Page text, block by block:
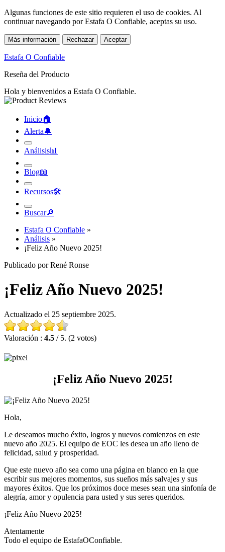
Algunas funciones de este sitio requieren el uso de cookies. Al
continuar navegando por Estafa O Confiable, aceptas su uso.
Más información Rechazar Aceptar
Estafa O Confiable
Reseña del Producto
Hola y bienvenidos a Estafa O Confiable.
Inicio🏠︎
Alerta🔔︎
Análisis📊︎
Blog📖︎
Recursos🛠︎
Buscar🔎︎
Estafa O Confiable »
Análisis »
¡Feliz Año Nuevo 2025!
Publicado por René Ronse
¡Feliz Año Nuevo 2025!
Actualizado el 25 septiembre 2025.
Valoración : 4.5 / 5. (2 votos)
¡Feliz Año Nuevo 2025!
Hola,
Le deseamos mucho éxito, logros y nuevos comienzos en este
nuevo año 2025. El equipo de EOC les desea un año lleno de
felicidad, salud y prosperidad.
Que este nuevo año sea como una página en blanco en la que
escribir sus mejores momentos, sus sueños más salvajes y sus
mayores éxitos. Que los próximos doce meses sean una sinfonía de
alegría, amor y opulencia para usted y sus seres queridos.
¡Feliz Año Nuevo 2025!
Atentamente
Todo el equipo de EstafaOConfiable.